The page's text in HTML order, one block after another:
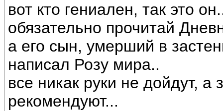
вот кто гениален, так это
обязательно прочитай
а его сын, умерший в
написал Розу мира..
все никак руки не дойдут,
рекомендуют...